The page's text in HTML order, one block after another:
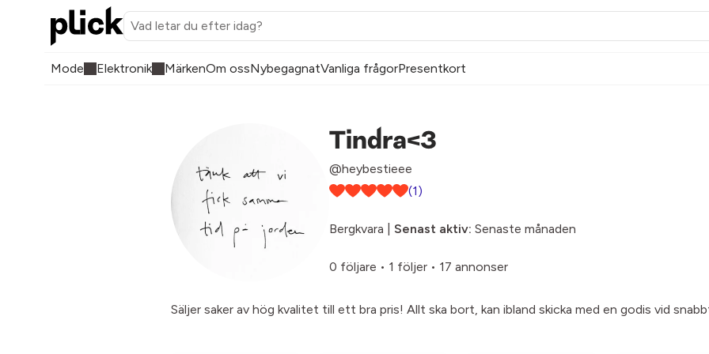
Mode Elektronik MärkenOm ossNybegagnatVanliga frågorPresentkort
Tindra<3
@heybestieee
(1)
Bergkvara | Senast aktiv: Senaste månaden
0 följare • 1 följer • 17 annonser
Säljer saker av hög kvalitet till ett bra pris! Allt ska bort, kan ibland skicka med en godis vid